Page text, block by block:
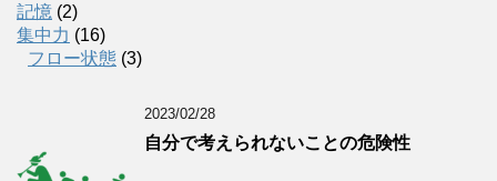
記憶 (2)
集中力 (16)
フロー状態 (3)
2023/02/28
自分で考えられないことの危険性